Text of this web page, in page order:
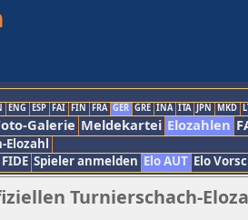
ENG ESP FAI FIN FRA GER GRE INA ITA JPN MKD
Galerie Meldekartei Elozahlen
Elozahl
FIDE Spieler anmelden Elo AUT Elo
Turnierschach-